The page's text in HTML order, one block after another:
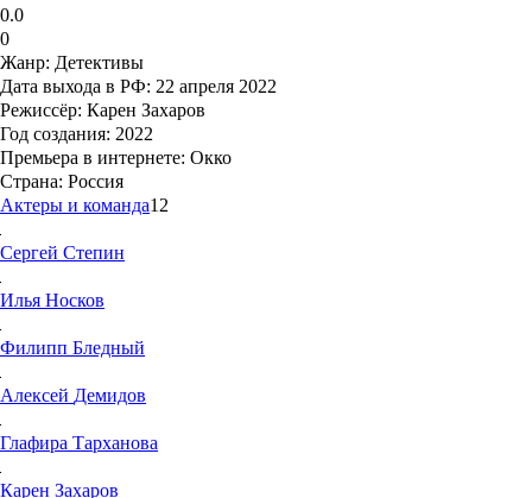
0.0
0
Жанр: Детективы
Дата выхода в РФ: 22 апреля 2022
Режиссёр: Карен Захаров
Год создания: 2022
Премьера в интернете: Окко
Страна: Россия
Актеры и команда12
Сергей Степин
Илья Носков
Филипп Бледный
Алексей Демидов
Глафира Тарханова
Карен Захаров